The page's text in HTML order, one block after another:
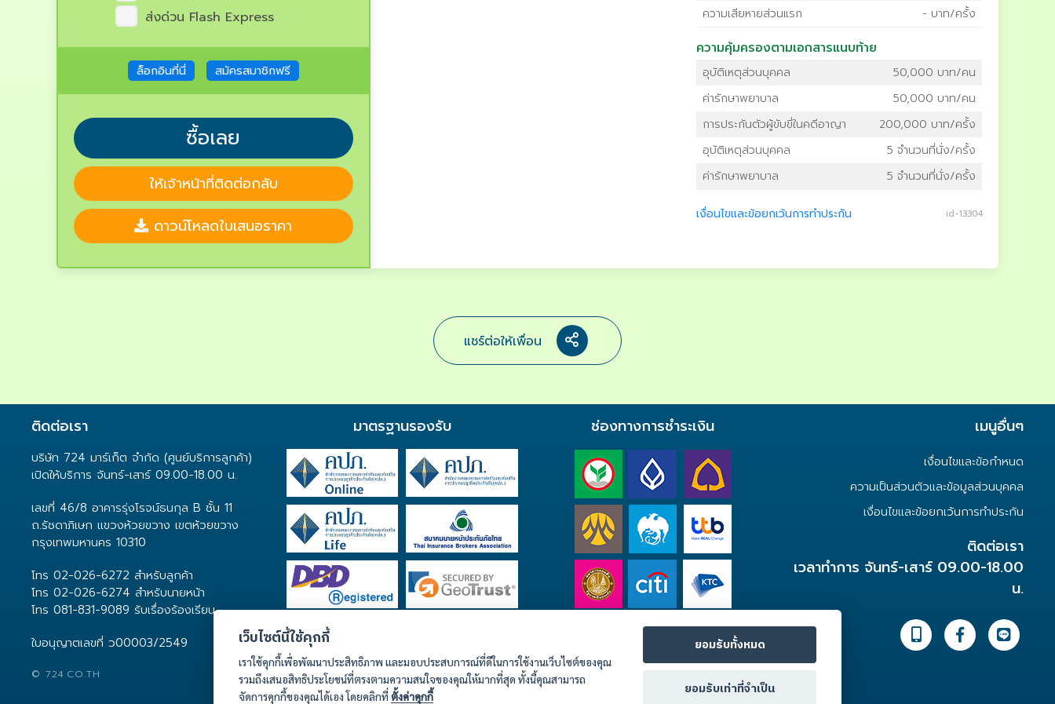
ส่งด่วน Flash Express
ล็อกอินที่นี่ สมัครสมาชิกฟรี
ซื้อเลย
ให้เจ้าหน้าที่ติดต่อกลับ
ดาวน์โหลดใบเสนอราคา
ความเสียหายส่วนแรก
- บาท/ครั้ง
ความคุ้มครองตามเอกสารแนบท้าย
อุบัติเหตุส่วนบุคคล
50,000 บาท/คน
ค่ารักษาพยาบาล
50,000 บาท/คน
การประกันตัวผู้ขับขี่ในคดีอาญา
200,000 บาท/ครั้ง
อุบัติเหตุส่วนบุคคล
5 จำนวนที่นั่ง/ครั้ง
ค่ารักษาพยาบาล
5 จำนวนที่นั่ง/ครั้ง
เงื่อนไขและข้อยกเว้นการทำประกัน id-13304
แชร์ต่อให้เพื่อน
ติดต่อเรา
บริษัท 724 มาร์เก็ต จำกัด (ศูนย์บริการลูกค้า)
เปิดให้บริการ จันทร์-เสาร์ 09.00-18.00 น.
เลขที่ 46/8 อาคารรุ่งโรจน์ธนกุล B ชั้น 11
ถ.รัชดาภิเษก แขวงห้วยขวาง เขตห้วยขวาง
กรุงเทพมหานคร 10310
โทร 02-026-6272 สำหรับลูกค้า
โทร 02-026-6274 สำหรับนายหน้า
โทร 081-831-9089 รับเรื่องร้องเรียน
ใบอนุญาตเลขที่ ว00003/2549
© 724.CO.TH
มาตรฐานรองรับ ช่องทางการชำระเงิน เมนูอื่นๆ
เงื่อนไขและข้อกำหนด
ความเป็นส่วนตัวและข้อมูลส่วนบุคคล
เงื่อนไขและข้อยกเว้นการทำประกัน
ติดต่อเรา
เวลาทำการ จันทร์-เสาร์ 09.00-18.00
น.
เว็บไซต์นี้ใช้คุกกี้
เราใช้คุกกี้เพื่อพัฒนาประสิทธิภาพ และมอบประสบการณ์ที่ดีในการใช้งานเว็บไซต์ของคุณ
รวมถึงเสนอสิทธิประโยชน์ที่ตรงตามความสนใจของคุณให้มากที่สุด ทั้งนี้คุณสามารถ
จัดการคุกกี้ของคุณได้เอง โดยคลิกที่ ตั้งค่าคุกกี้
ยอมรับทั้งหมด
ยอมรับเท่าที่จำเป็น